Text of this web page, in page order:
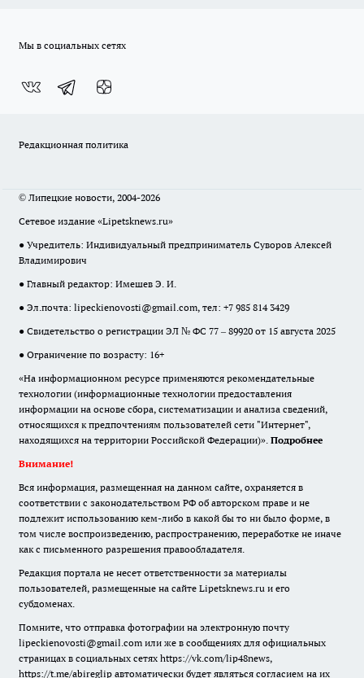
Мы в социальных сетях
Редакционная политика
© Липецкие новости, 2004-2026
Сетевое издание «Lipetsknews.ru»
● Учредитель: Индивидуальный предприниматель Суворов Алексей
Владимирович
● Главный редактор: Имешев Э. И.
● Эл.почта: lipeckienovosti@gmail.com, тел: +7 985 814 3429
● Свидетельство о регистрации ЭЛ № ФС 77 – 89920 от 15 августа 2025
● Ограничение по возрасту: 16+
«На информационном ресурсе применяются рекомендательные
технологии (информационные технологии предоставления
информации на основе сбора, систематизации и анализа сведений,
относящихся к предпочтениям пользователей сети "Интернет",
находящихся на территории Российской Федерации)». Подробнее
Внимание!
Вся информация, размещенная на данном сайте, охраняется в
соответствии с законодательством РФ об авторском праве и не
подлежит использованию кем-либо в какой бы то ни было форме, в
том числе воспроизведению, распространению, переработке не иначе
как с письменного разрешения правообладателя.
Редакция портала не несет ответственности за материалы
пользователей, размещенные на сайте Lipetsknews.ru и его
субдоменах.
Помните, что отправка фотографии на электронную почту
lipeckienovosti@gmail.com или же в сообщениях для официальных
страницах в социальных сетях https://vk.com/lip48news,
https://t.me/abireglip автоматически будет являться согласием на их